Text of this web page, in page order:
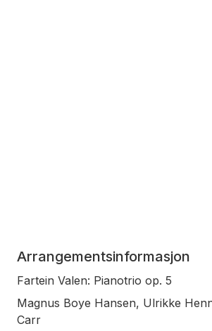
Arrangementsinformasjon
Fartein Valen: Pianotrio op. 5
Magnus Boye Hansen, Ulrikke
Carr